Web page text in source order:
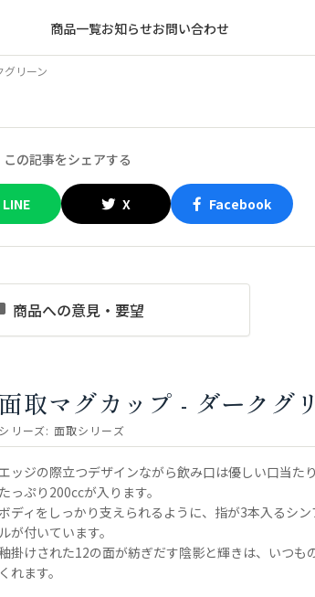
商品一覧お知らせお問い合わせ
グリーン
この記事をシェアする
LINE X Facebook
商品への意見・要望
取マグカップ - ダークグ
リーズ: 面取シリーズ
ッジの際立つデザインながら飲み口は優しい口当た
っぷり200ccが入ります。
ディをしっかり支えられるように、指が3本入るシ
が付いています。
掛けされた12の面が紡ぎだす陰影と輝きは、いつも
れます。